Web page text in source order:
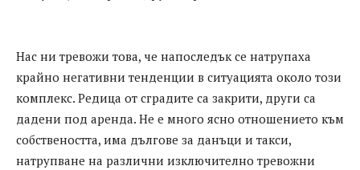
Нас ни тревожи това, че напоследък се натрупаха
крайно негативни тенденции в ситуацията около този
комплекс. Редица от сградите са закрити, други са
дадени под аренда. Не е много ясно отношението към
собствеността, има дългове за данъци и такси,
натрупване на различни изключително тревожни